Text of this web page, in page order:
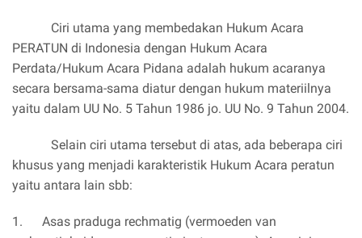
Ciri utama yang membedakan Hukum Acara
PERATUN di Indonesia dengan Hukum Acara
Perdata/Hukum Acara Pidana adalah hukum acaranya
secara bersama-sama diatur dengan hukum materiilnya
yaitu dalam UU No. 5 Tahun 1986 jo. UU No. 9 Tahun 2004.
Selain ciri utama tersebut di atas, ada beberapa ciri
khusus yang menjadi karakteristik Hukum Acara peratun
yaitu antara lain sbb:
1. Asas praduga rechmatig (vermoeden van